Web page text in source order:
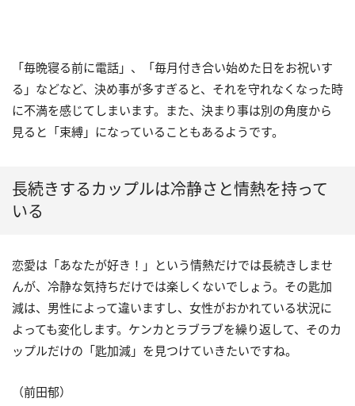
「毎晩寝る前に電話」、「毎月付き合い始めた日をお祝いす
る」などなど、決め事が多すぎると、それを守れなくなった時
に不満を感じてしまいます。また、決まり事は別の角度から
見ると「束縛」になっていることもあるようです。
長続きするカップルは冷静さと情熱を持って
いる
恋愛は「あなたが好き！」という情熱だけでは長続きしませ
んが、冷静な気持ちだけでは楽しくないでしょう。その匙加
減は、男性によって違いますし、女性がおかれている状況に
よっても変化します。ケンカとラブラブを繰り返して、そのカ
ップルだけの「匙加減」を見つけていきたいですね。
（前田郁）